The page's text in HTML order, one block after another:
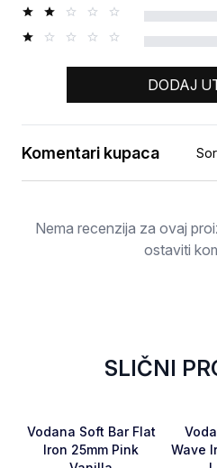
DODAJ
Komentari kupaca
Nema recenzija za ovaj
ostaviti
SLIČNI
BESPLATNA Favorite
Vodana Soft Bar Flat
Iron 25mm Pink
Wave